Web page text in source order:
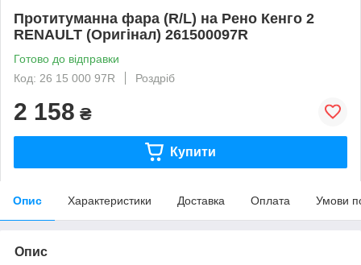
Протитуманна фара (R/L) на Рено Кенго 2
RENAULT (Оригінал) 261500097R
Готово до відправки
Код: 26 15 000 97R
Роздріб
2 158 ₴
Купити
Опис Характеристики Доставка Оплата Умови
Опис